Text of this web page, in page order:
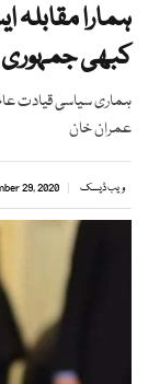
ہمارا
کبھی جمہوری
ہماری سیاسی قیادت
عمران خان
ویب ڈیسک 29, 2020